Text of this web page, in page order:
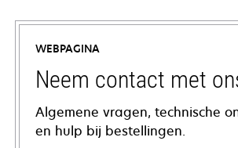
WEBPAGINA
Neem contact met
Algemene vragen, technische
en hulp bij bestellingen.